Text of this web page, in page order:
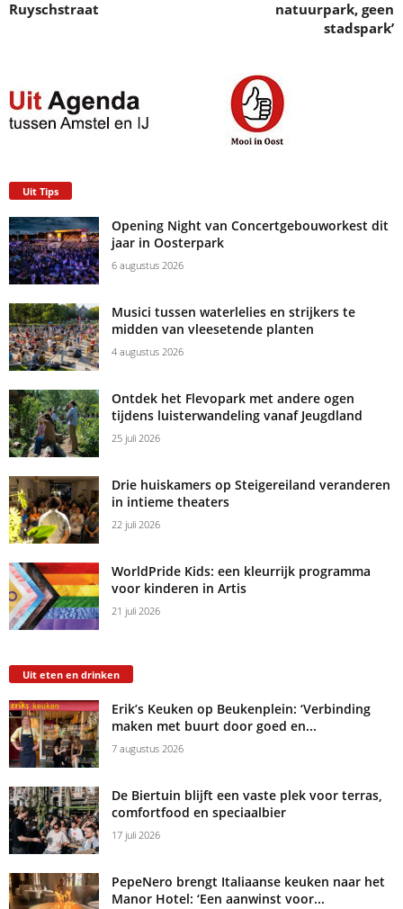
Ruyschstraat
natuurpark, geen
stadspark’
Uit Tips
Opening Night van Concertgebouworkest dit
jaar in Oosterpark
6 augustus 2026
Musici tussen waterlelies en strijkers te
midden van vleesetende planten
4 augustus 2026
Ontdek het Flevopark met andere ogen
tijdens luisterwandeling vanaf Jeugdland
25 juli 2026
Drie huiskamers op Steigereiland veranderen
in intieme theaters
22 juli 2026
WorldPride Kids: een kleurrijk programma
voor kinderen in Artis
21 juli 2026
Uit eten en drinken
Erik’s Keuken op Beukenplein: ‘Verbinding
maken met buurt door goed en...
7 augustus 2026
De Biertuin blijft een vaste plek voor terras,
comfortfood en speciaalbier
17 juli 2026
PepeNero brengt Italiaanse keuken naar het
Manor Hotel: ‘Een aanwinst voor...